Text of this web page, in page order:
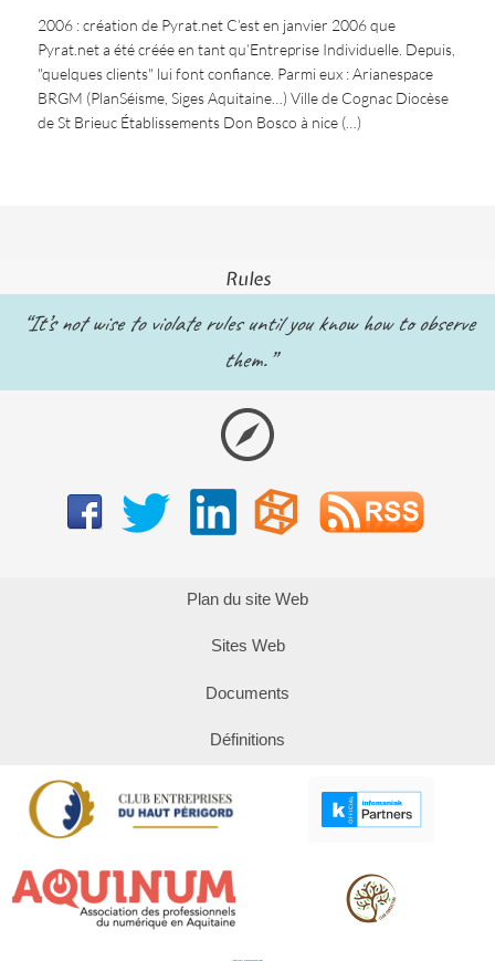
2006 : création de Pyrat.net C’est en janvier 2006 que
Pyrat.net a été créée en tant qu’Entreprise Individuelle. Depuis,
"quelques clients" lui font confiance. Parmi eux : Arianespace
BRGM (PlanSéisme, Siges Aquitaine…) Ville de Cognac Diocèse
de St Brieuc Établissements Don Bosco à nice (…)
Rules
“It’s not wise to violate rules until you know how to observe
them.”
Plan du site Web
Sites Web
Documents
Définitions